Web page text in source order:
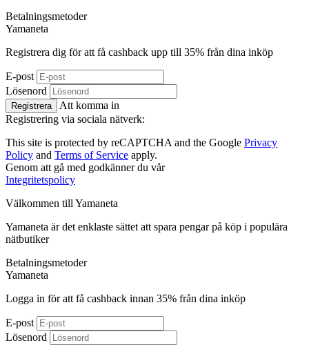
Betalningsmetoder
Yamaneta
Registrera dig för att få cashback upp till 35% från dina inköp
E-post
Lösenord
Registrera
Att komma in
Registrering via sociala nätverk:
This site is protected by reCAPTCHA and the Google Privacy
Policy and Terms of Service apply.
Genom att gå med godkänner du vår
Integritetspolicy
Välkommen till Yamaneta
Yamaneta är det enklaste sättet att spara pengar på köp i populära
nätbutiker
Betalningsmetoder
Yamaneta
Logga in för att få cashback innan 35% från dina inköp
E-post
Lösenord